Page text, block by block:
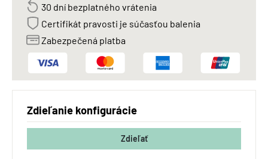
30 dní bezplatného vrátenia
Certifikát pravosti je súčasťou balenia
Zabezpečená platba
Zdieľanie konfigurácie
Zdieľať